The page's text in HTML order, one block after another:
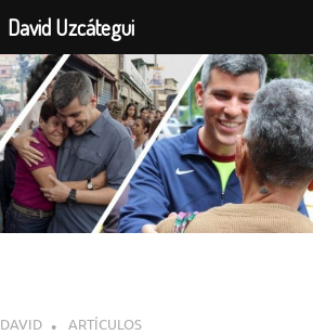
DAVID ARTÍCULOS
David Uzcátegui